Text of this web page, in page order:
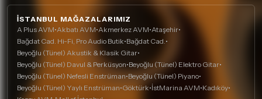
İSTANBUL MAĞAZALARIMIZ
A Plus AVM•Akbatı AVM•Akmerkez AVM•Ataşehir•
Bağdat Cad. Hi-Fi, Pro Audio Butik•Bağdat Cad.•
Beyoğlu (Tünel) Akustik & Klasik Gitar•
Beyoğlu (Tünel) Davul & Perküsyon•Beyoğlu (Tünel) Elektro Gitar•
Beyoğlu (Tünel) Nefesli Enstrüman•Beyoğlu (Tünel) Piyano•
Beyoğlu (Tünel) Yaylı Enstrüman•Göktürk•İstMarina AVM•Kadıköy•